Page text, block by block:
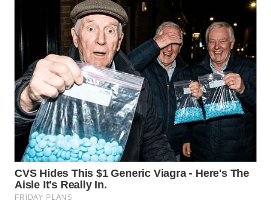
WN
KARAWANG
WN
BEKASI
WN
BOGOR
WN
DEPOK